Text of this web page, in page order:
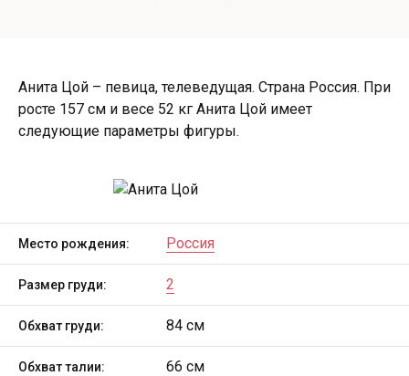
Анита Цой – певица, телеведущая. Страна Россия. При
росте 157 см и весе 52 кг Анита Цой имеет
следующие параметры фигуры.
Место рождения: Россия
Размер груди: 2
Обхват груди: 84 см
Обхват талии: 66 см